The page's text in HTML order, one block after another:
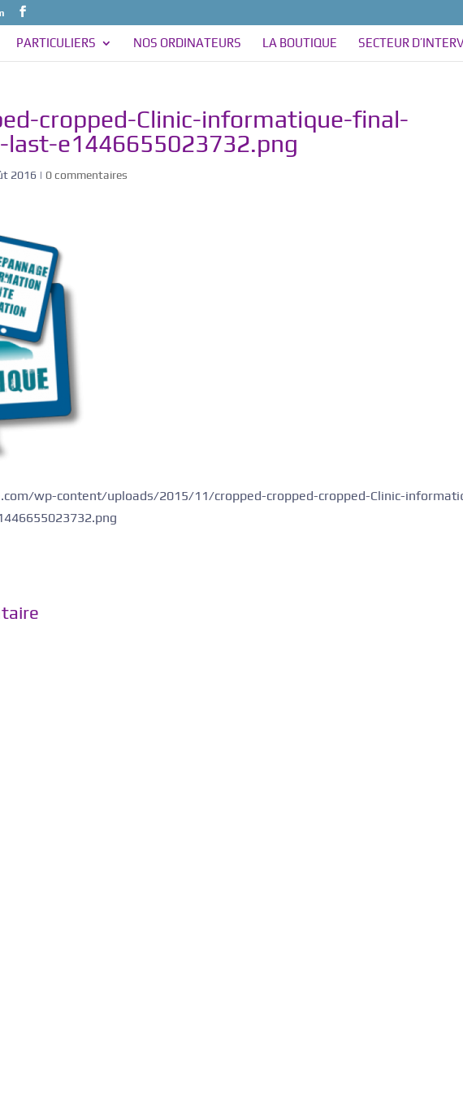
PARTICULIERS NOS ORDINATEURS LA BOUTIQUE SECTEUR
cropped-Clinic-informatique-final-
e1446655023732.png
2016 | 0 commentaires
wp-content/uploads/2015/11/cropped-cropped-cropped-Clinic-